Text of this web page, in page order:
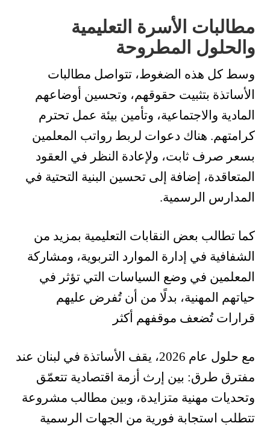
مطالبات الأسرة التعليمية
والحلول المطروحة
وسط كل هذه الضغوط، تتواصل مطالبات
الأساتذة بتثبيت حقوقهم، وتحسين أوضاعهم
المادية والاجتماعية، وتأمين بيئة عمل تحترم
كرامتهم. هناك دعوات لربط رواتب المعلمين
بسعر صرف ثابت، ولإعادة النظر في العقود
المتعاقدة، إضافة إلى تحسين البنية التحتية في
المدارس الرسمية.
كما تطالب بعض النقابات التعليمية بمزيد من
الشفافية في إدارة الموارد التربوية، ومشاركة
المعلمين في وضع السياسات التي تؤثر في
حياتهم المهنية، بدلًا من أن تُفرض عليهم
قرارات تُضعف موقفهم أكثر
مع حلول عام 2026، يقف الأساتذة في لبنان عند
مفترق طرق: بين إرث أزمة اقتصادية تتعمّق
وتحديات مهنية متزايدة، وبين مطالب مشروعة
تتطلب استجابة فورية من الجهات الرسمية